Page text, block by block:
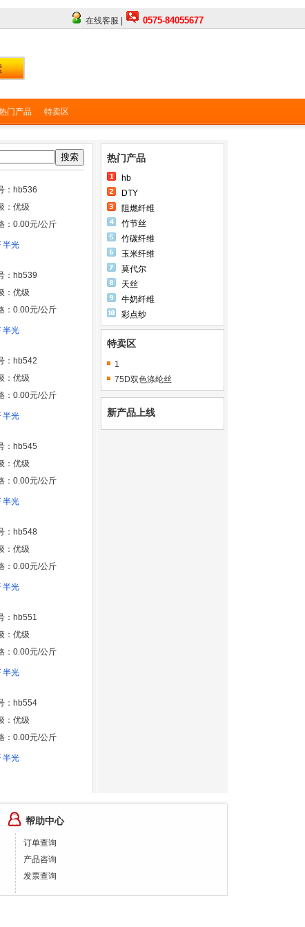
在线客服 | 0575-84055677
门产品 特卖区
搜索
：hb536
：优级
：0.00元/公斤
半光
：hb539
：优级
：0.00元/公斤
半光
：hb542
：优级
：0.00元/公斤
半光
：hb545
：优级
：0.00元/公斤
半光
：hb548
：优级
：0.00元/公斤
半光
：hb551
：优级
：0.00元/公斤
半光
：hb554
：优级
：0.00元/公斤
半光
热门产品
hb
DTY
阻燃纤维
竹节丝
竹碳纤维
玉米纤维
莫代尔
天丝
牛奶纤维
彩点纱
特卖区
1
75D双色涤纶丝
新产品上线
帮助中心
订单查询
产品咨询
发票查询